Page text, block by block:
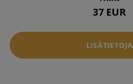
37 EUR
LISÄTIETOJA